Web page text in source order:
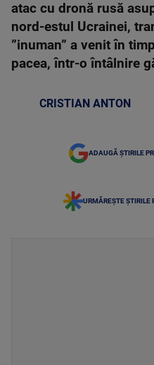
atac cu dronă rusă
nord-estul Ucrainei,
”inuman” a venit în
pacea, într-o întâlnire
CRISTIAN ANTON
ADAUGĂ ȘTIRILE
URMĂREȘTE ȘTIRILE